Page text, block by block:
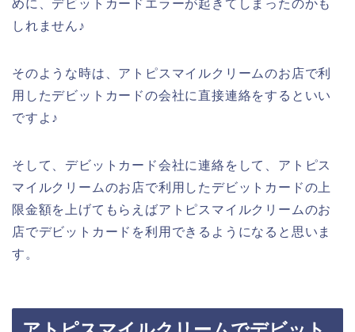
めに、デビットカードエラーが起きてしまったのかも
しれません♪
そのような時は、アトピスマイルクリームのお店で利
用したデビットカードの会社に直接連絡をするといい
ですよ♪
そして、デビットカード会社に連絡をして、アトピス
マイルクリームのお店で利用したデビットカードの上
限金額を上げてもらえばアトピスマイルクリームのお
店でデビットカードを利用できるようになると思いま
す。